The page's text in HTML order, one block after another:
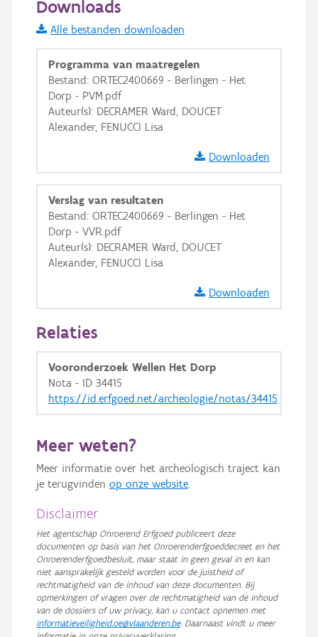
Informatie Vlaanderen
i
+ −
Basis Lagen
OSM-Basiskaart
Ortho
Downloads
Alle bestanden downloaden
Programma van maatregelen
Bestand: ORTEC2400669 - Berlingen - Het
Dorp - PVM.pdf
Auteur(s): DECRAMER Ward, DOUCET
Alexander, FENUCCI Lisa
Downloaden
Verslag van resultaten
Bestand: ORTEC2400669 - Berlingen - Het
Dorp - VVR.pdf
Auteur(s): DECRAMER Ward, DOUCET
Alexander, FENUCCI Lisa
Downloaden
Relaties
Vooronderzoek Wellen Het Dorp
Nota - ID 34415
https://id.erfgoed.net/archeologie/notas/34415
Meer weten?
Meer informatie over het archeologisch traject kan
je terugvinden op onze website.
Disclaimer
Het agentschap Onroerend Erfgoed publiceert deze
documenten op basis van het Onroerenderfgoeddecreet en het
Onroerenderfgoedbesluit, maar staat in geen geval in en kan
niet aansprakelijk gesteld worden voor de juistheid of
rechtmatigheid van de inhoud van deze documenten. Bij
opmerkingen of vragen over de rechtmatigheid van de inhoud
van de dossiers of uw privacy, kan u contact opnemen met
informatieveiligheid.oe@vlaanderen.be. Daarnaast vindt u meer